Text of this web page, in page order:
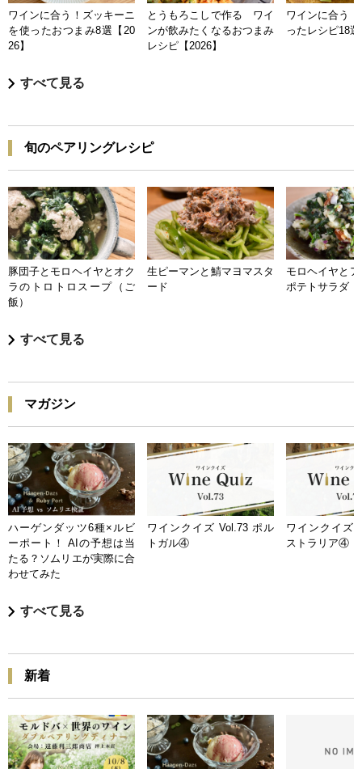
ワインに合う！ズッキーニ
を使ったおつまみ8選【20
26】
とうもろこしで作る ワイ
ンが飲みたくなるおつまみ
レシピ【2026】
ワインに合う
ったレシピ18
すべて見る
旬のペアリングレシピ
豚団子とモロヘイヤとオク
ラのトロトロスープ（ご
飯）
生ピーマンと鯖マヨマスタ
ード
モロヘイヤと
ポテトサラダ
すべて見る
マガジン
ハーゲンダッツ6種×ルビ
ーポート！ AIの予想は当
たる？ソムリエが実際に合
わせてみた
ワインクイズ Vol.73 ポル
トガル④
ワインクイズ
ストラリア④
すべて見る
新着